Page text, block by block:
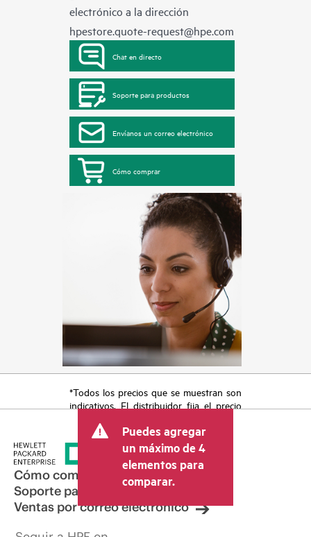
electrónico a la dirección
hpestore.quote-request@hpe.com
Chat en directo
Soporte para productos
Envíanos un correo electrónico
Cómo comprar
*Todos los precios que se muestran son
indicativos. El distribuidor fija el precio
otros conceptos, como los impuestos a
la venta, el IVA y el envío. El precio de la
transacción que establece el distribuidor
puede variar con respecto a otros
distribuidores y al precio indicativo
mostrado. El precio indicativo puede
incluir ofertas promocionales por tiempo
Puedes agregar
un máximo de 4
elementos para
comparar.
Cómo comprar
Soporte para productos
Ventas por correo electrónico